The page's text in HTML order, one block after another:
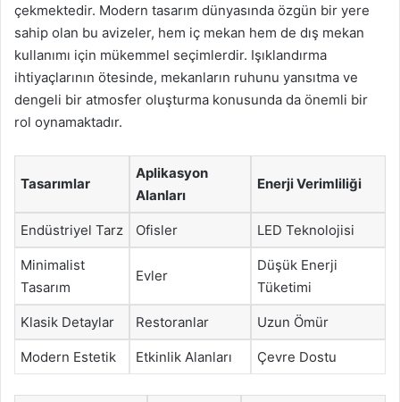
çekmektedir. Modern tasarım dünyasında özgün bir yere
sahip olan bu avizeler, hem iç mekan hem de dış mekan
kullanımı için mükemmel seçimlerdir. Işıklandırma
ihtiyaçlarının ötesinde, mekanların ruhunu yansıtma ve
dengeli bir atmosfer oluşturma konusunda da önemli bir
rol oynamaktadır.
Tasarımlar
Aplikasyon
Alanları
Enerji Verimliliği
Endüstriyel Tarz Ofisler LED Teknolojisi
Minimalist
Tasarım
Evler
Düşük Enerji
Tüketimi
Klasik Detaylar Restoranlar Uzun Ömür
Modern Estetik Etkinlik Alanları Çevre Dostu